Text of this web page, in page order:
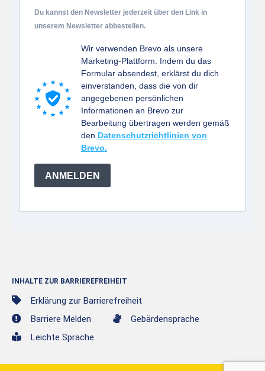
Du kannst den Newsletter jederzeit über den Link in
unserem Newsletter abbestellen.
Wir verwenden Brevo als unsere
Marketing-Plattform. Indem du das
Formular absendest, erklärst du dich
einverstanden, dass die von dir
angegebenen persönlichen
Informationen an Brevo zur
Bearbeitung übertragen werden gemäß
den Datenschutzrichtlinien von
Brevo.
ANMELDEN
INHALTE ZUR BARRIEREFREIHEIT
Erklärung zur Barrierefreiheit
Barriere Melden
Gebärdensprache
Leichte Sprache